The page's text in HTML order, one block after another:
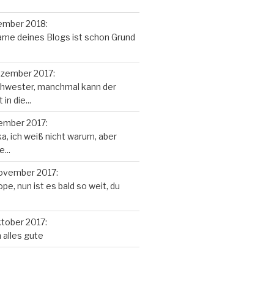
2018:
deines Blogs ist schon Grund
2017:
manchmal kann der
die...
2017:
ich weiß nicht warum, aber
2017:
nun ist es bald so weit, du
2017:
alles gute